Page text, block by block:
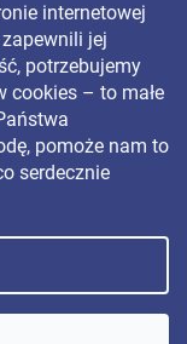
internetowej
jej
potrzebujemy
cookies – to małe
pomoże nam to
serdecznie
i zniżkami, śledź nas
zastrzeżone.